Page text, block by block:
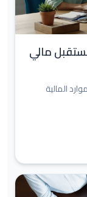
مالي
المالية